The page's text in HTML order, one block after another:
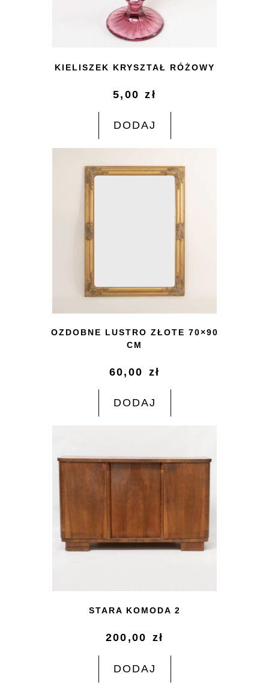
KIELISZEK KRYSZTAŁ RÓŻOWY
5,00zł
DODAJ
OZDOBNE LUSTRO ZŁOTE 70×90
CM
60,00 zł
DODAJ
STARA KOMODA 2
200,00 zł
DODAJ